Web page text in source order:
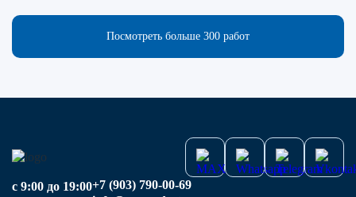
Посмотреть больше 300 работ
с 9:00 до 19:00+7 (903) 790-00-69